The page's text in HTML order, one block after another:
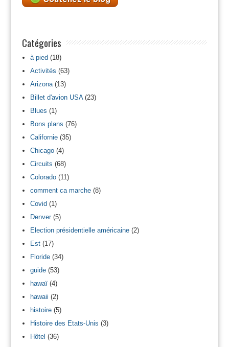
Catégories
à pied(18)
Activités (63)
Arizona(13)
Billet d'avion USA(23)
Blues (1)
Bons plans (76)
Californie(35)
Chicago(4)
Circuits (68)
Colorado(11)
comment ca marche(8)
Covid(1)
Denver(5)
Election présidentielle américaine(2)
Est(17)
Floride(34)
guide(53)
hawaï(4)
hawaii (2)
histoire(5)
Histoire des Etats-Unis (3)
Hôtel (36)